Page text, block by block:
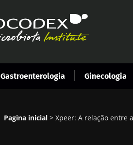
Gastroenterologia Ginecologia
Pagina inicial Xpeer: A relação entre